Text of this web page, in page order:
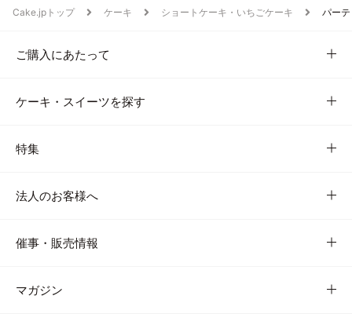
Cake.jpトップ ケーキ ショートケーキ・いちごケーキ パー
ご購入にあたって
ケーキ・スイーツを探す
特集
法人のお客様へ
催事・販売情報
マガジン